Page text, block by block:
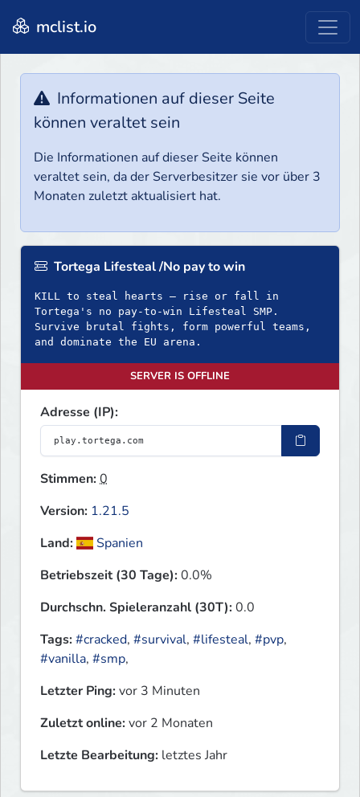
mclist.io
Informationen auf dieser Seite
können veraltet sein
Die Informationen auf dieser Seite können
veraltet sein, da der Serverbesitzer sie vor über 3
Monaten zuletzt aktualisiert hat.
Tortega Lifesteal /No pay to win
KILL to steal hearts – rise or fall in
Tortega's no pay-to-win Lifesteal SMP.
Survive brutal fights, form powerful teams,
and dominate the EU arena.
SERVER IS OFFLINE
Adresse (IP):
Stimmen:0
Version: 1.21.5
Land:
Spanien
Betriebszeit (30 Tage):0.0%
Durchschn. Spieleranzahl (30T):0.0
Tags:#cracked, #survival, #lifesteal, #pvp,
#vanilla, #smp,
Letzter Ping:vor 3 Minuten
Zuletzt online:vor 2 Monaten
Letzte Bearbeitung: letztes Jahr